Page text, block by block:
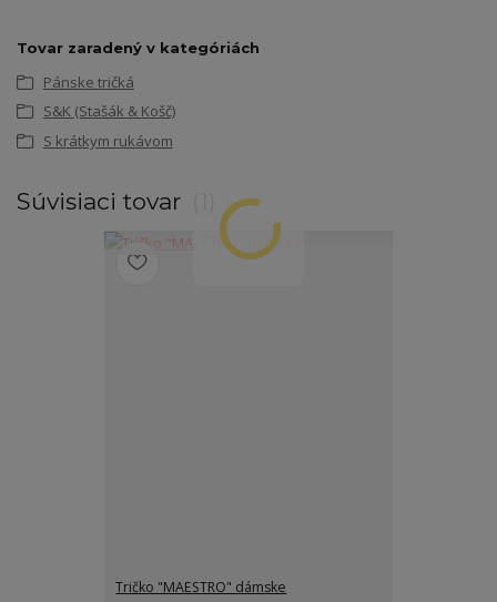
Tovar zaradený v kategóriách
Pánske tričká
S&K (Stašák & Košč)
S krátkym rukávom
Súvisiaci tovar
Tričko "MAESTRO" dámske